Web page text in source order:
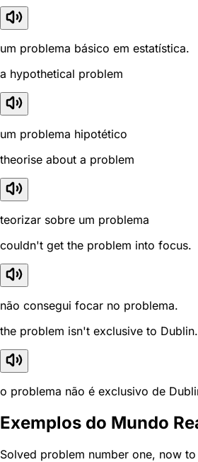
um problema básico em estatística.
a hypothetical problem
um problema hipotético
theorise about a problem
teorizar sobre um problema
couldn't get the problem into focus.
não consegui focar no problema.
the problem isn't exclusive to Dublin.
o problema não é exclusivo de
Exemplos do Mundo
Solved problem number one, now